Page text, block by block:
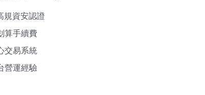
規資安認證
算手續費
交易系統
營運經驗